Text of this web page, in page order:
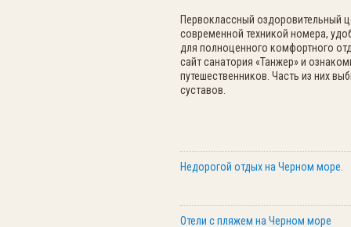
Первоклассный оздоровительный
современной техникой номера,
для полноценного комфортного
сайт санатория «Танжер» и
путешественников. Часть из них
суставов.
Недорогой отдых на Черном море.
Отели с пляжем на Черном море